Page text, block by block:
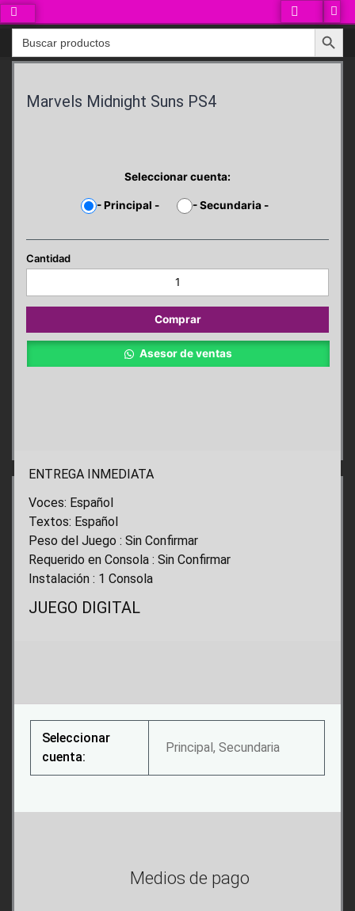
Ir
al
contenido
Search
for:
Search Button
Marvels Midnight Suns PS4
Seleccionar cuenta:
-Principal - -Secundaria-
Marvels
Suns
cantidad
Comprar
Asesor de ventas
ENTREGA INMEDIATA
Voces: Español
Textos: Español
Peso del Juego : Sin Confirmar
Requerido en Consola : Sin Confirmar
Instalación : 1 Consola
JUEGO DIGITAL
Seleccionar
cuenta:
Principal, Secundaria
Medios de pago